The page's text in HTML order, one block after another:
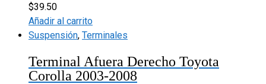
$39.50
Añadir al carrito
Suspensión, Terminales
Terminal Afuera Derecho Toyota
Corolla 2003-2008